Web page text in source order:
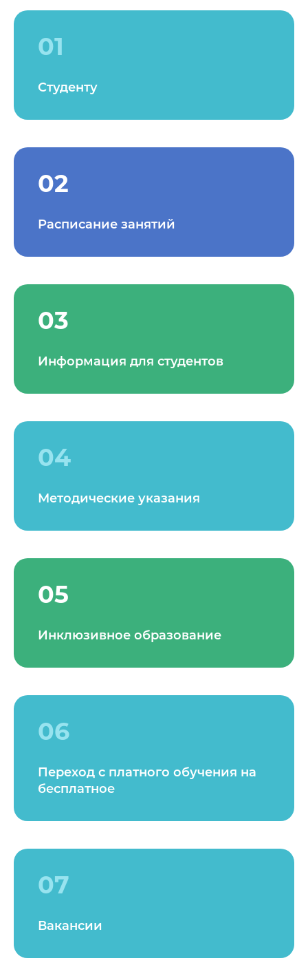
01
Студенту
02
Расписание занятий
03
Информация для студентов
04
Методические указания
05
Инклюзивное образование
06
Переход с платного обучения на
бесплатное
07
Вакансии